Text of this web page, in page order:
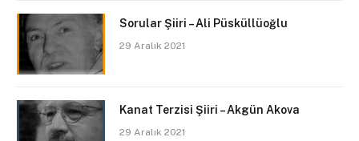
Sorular Şiiri – Ali Püsküllüoğlu
29 Aralık 2021
Kanat Terzisi Şiiri – Akgün Akova
29 Aralık 2021